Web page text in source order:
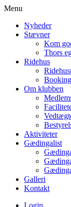
Menu
Nyheder
Stævner
Kom
Thors
Ridehus
Booking
Om klubben
Aktiviteter
Gædingalist
Galleri
Kontakt
Login